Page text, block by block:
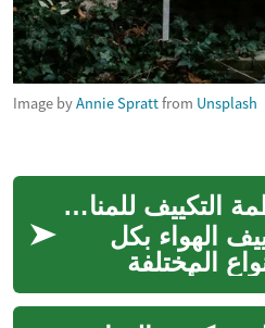
Image byAnnie Sprattfrom Unsplash
دليل شامل: أنظمة التكييف للمنازل والشركات
الهواء بكل
المختلفة
الأمثل، إلى
الكفاء...